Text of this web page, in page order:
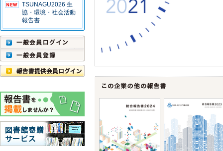
TSUNAGU2026 生
協・環境・社会活動
報告書